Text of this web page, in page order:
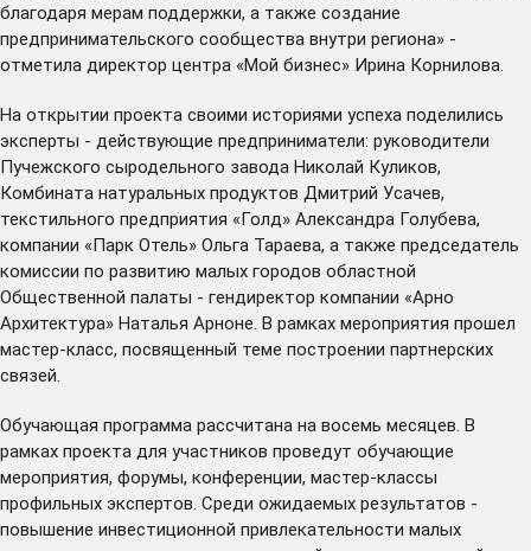
благодаря мерам поддержки, а также создание
предпринимательского сообщества внутри региона» -
отметила директор центра «Мой бизнес» Ирина Корнилова.
На открытии проекта своими историями успеха поделились
эксперты - действующие предприниматели: руководители
Пучежского сыродельного завода Николай Куликов,
Комбината натуральных продуктов Дмитрий Усачев,
текстильного предприятия «Голд» Александра Голубева,
компании «Парк Отель» Ольга Тараева, а также председатель
комиссии по развитию малых городов областной
Общественной палаты - гендиректор компании «Арно
Архитектура» Наталья Арноне. В рамках мероприятия прошел
мастер-класс, посвященный теме построении партнерских
связей.
Обучающая программа рассчитана на восемь месяцев. В
рамках проекта для участников проведут обучающие
мероприятия, форумы, конференции, мастер-классы
профильных экспертов. Среди ожидаемых результатов -
повышение инвестиционной привлекательности малых